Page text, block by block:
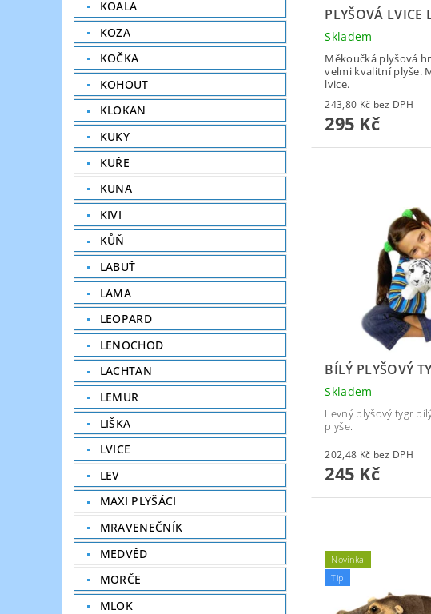
KOALA
KOZA
KOČKA
KOHOUT
KLOKAN
KUKY
KUŘE
KUNA
KIVI
KŮŇ
LABUŤ
LAMA
LEOPARD
LENOCHOD
LACHTAN
LEMUR
LIŠKA
LVICE
LEV
MAXI PLYŠÁCI
MRAVENEČNÍK
MEDVĚD
MORČE
MLOK
PLYŠOVÁ LVICE
Skladem
Měkoučká plyšová
velmi kvalitní plyše.
lvice.
243,80 Kč bez DPH
295 Kč
BÍLÝ PLYŠOVÝ
Skladem
Levný plyšový tygr
plyše.
202,48 Kč bez DPH
245 Kč
Novinka
Tip